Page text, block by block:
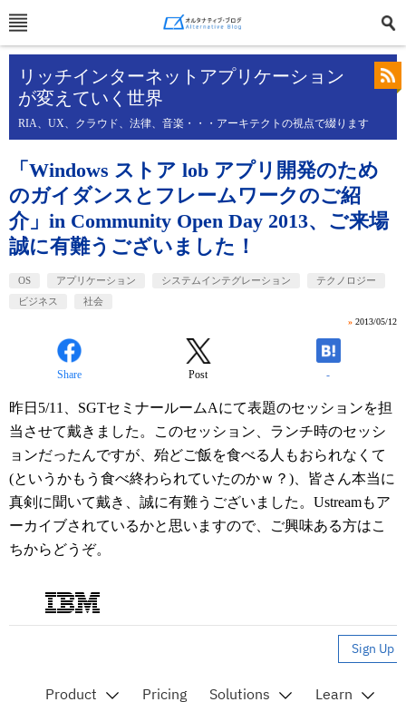
リッチインターネットアプリケーション
が変えていく世界
RIA、UX、クラウド、法律、音楽・・・アーキテクトの視点で綴ります
「Windows ストア lob アプリ開発のため
のガイダンスとフレームワークのご紹
介」in Community Open Day 2013、ご来場
誠に有難うございました！
OS アプリケーション システムインテグレーション
テクノロジー
ビジネス
社会
» 2013/05/12
Share Post -
昨日5/11、SGTセミナールームAにて表題のセッションを担
当させて戴きました。このセッション、ランチ時のセッシ
ョンだったんですが、殆どご飯を食べる人もおられなくて
(というかもう食べ終わられていたのかｗ？)、皆さん本当に
真剣に聞いて戴き、誠に有難うございました。Ustreamもア
ーカイブされているかと思いますので、ご興味ある方はこ
ちからどうぞ。